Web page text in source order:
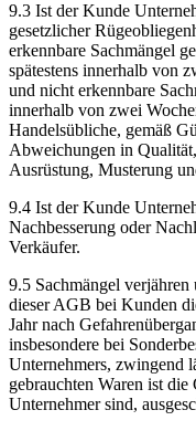
9.3 Ist der Kunde
gesetzlicher
erkennbare Sachmängel
spätestens innerhalb von
und nicht erkennbare
innerhalb von zwei
Handelsübliche, gemäß
Abweichungen in
Ausrüstung, Musterung
9.4 Ist der Kunde
Nachbesserung oder
Verkäufer.
9.5 Sachmängel verjähren
dieser AGB bei Kunden
Jahr nach
insbesondere bei
Unternehmers, zwingend
gebrauchten Waren ist
Unternehmer sind,